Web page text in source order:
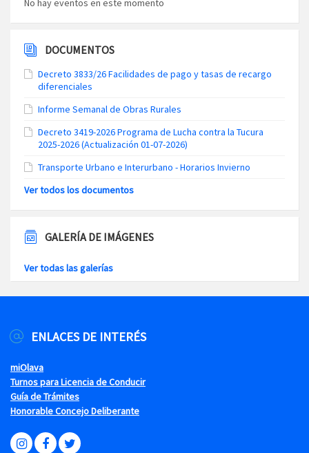
DOCUMENTOS
Decreto 3833/26 Facilidades de pago y tasas de recargo
diferenciales
Informe Semanal de Obras Rurales
Decreto 3419-2026 Programa de Lucha contra la Tucura
2025-2026 (Actualización 01-07-2026)
Transporte Urbano e Interurbano - Horarios Invierno
Ver todos los documentos
GALERÍA DE IMÁGENES
Ver todas las galerías
ENLACES DE INTERÉS
miOlava
Turnos para Licencia de Conducir
Guía de Trámites
Honorable Concejo Deliberante